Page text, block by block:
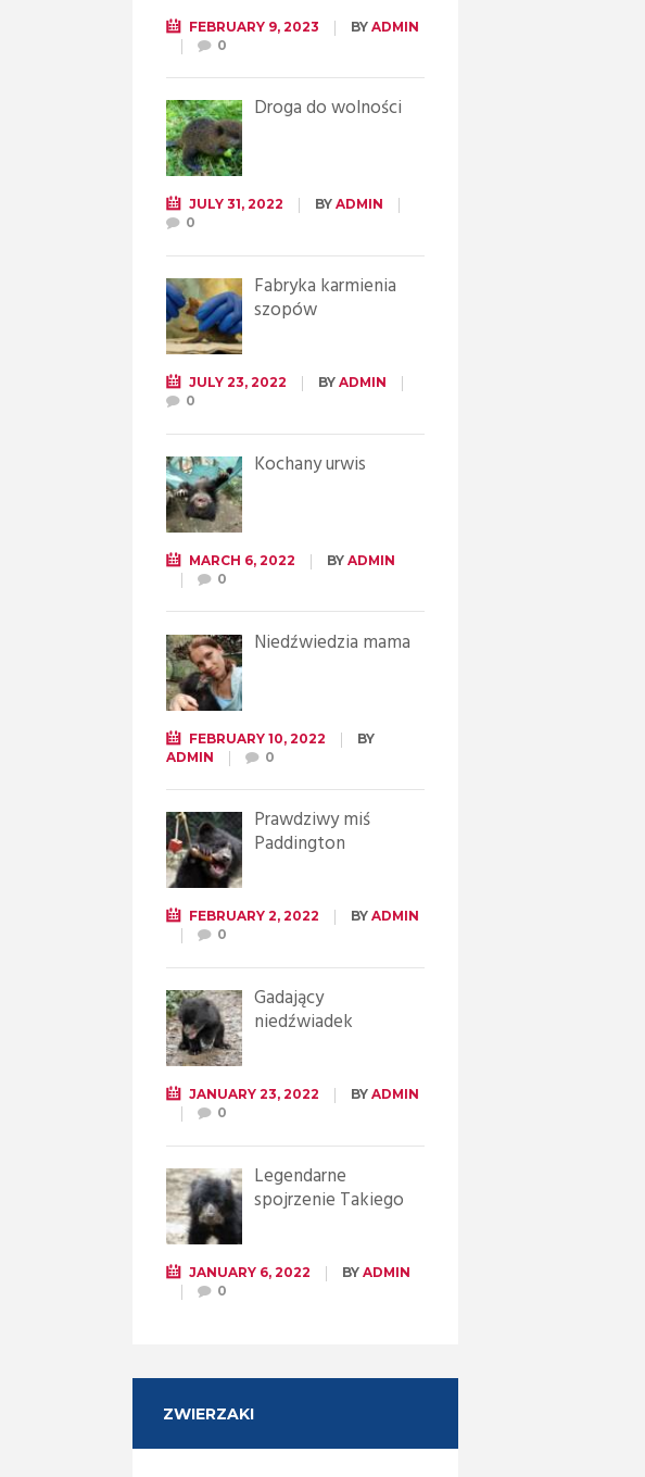
FEBRUARY 9, 2023 BY ADMIN
0
Droga do wolności
JULY 31, 2022 BY ADMIN
0
Fabryka karmienia
szopów
JULY 23, 2022 BY ADMIN
0
Kochany urwis
MARCH 6, 2022 BY ADMIN
0
Niedźwiedzia mama
FEBRUARY 10, 2022
BY
ADMIN
0
Prawdziwy miś
Paddington
FEBRUARY 2, 2022 BY ADMIN
0
Gadający
niedźwiadek
JANUARY 23, 2022 BY ADMIN
0
Legendarne
spojrzenie Takiego
JANUARY 6, 2022 BY ADMIN
0
ZWIERZAKI